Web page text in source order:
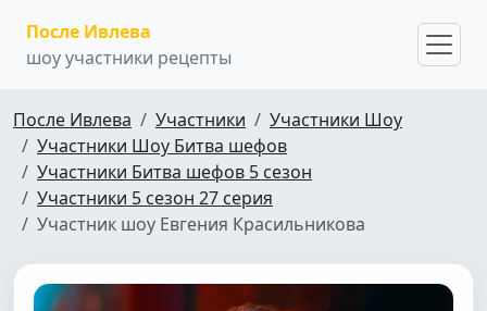
После Ивлева
шоу участники рецепты
После Ивлева Участники
Участники Шоу
Участники Шоу Битва шефов
Участники Битва шефов 5 сезон
Участники 5 сезон 27 серия
Участник шоу Евгения Красильникова